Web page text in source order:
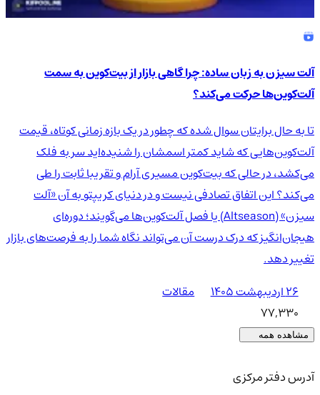
آلت سیزن به زبان ساده: چرا گاهی بازار از بیت‌کوین به سمت
آلت‌کوین‌ها حرکت می‌کند؟
تا به حال برایتان سوال شده که چطور در یک بازه زمانی کوتاه، قیمت
آلت‌کوین‌هایی که شاید کمتر اسمشان را شنیده‌اید سر به فلک
می‌کشد، در حالی که بیت‌کوین مسیری آرام و تقریبا ثابت را طی
می‌کند؟ این اتفاق تصادفی نیست و در دنیای کریپتو به آن «آلت
سیزن» (Altseason) یا فصل آلت‌کوین‌ها می‌گویند؛ دوره‌ای
هیجان‌انگیز که درک درست آن می‌تواند نگاه شما را به فرصت‌های بازار
تغییر دهد.
۲۶ اردیبهشت ۱۴۰۵
مقالات
77,330
مشاهده همه
آدرس دفتر مرکزی